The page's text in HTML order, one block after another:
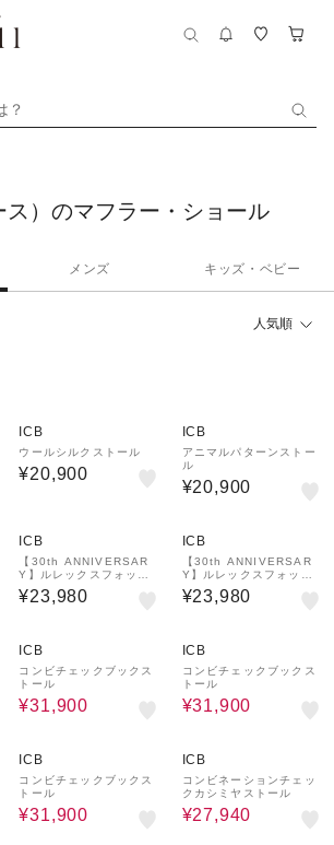
？
ス）のマフラー・ショール
メンズ キッズ・ベビー
人気順
ICB
ウールシルクストール
¥20,900
ICB
アニマルパターンストー
ル
¥20,900
ICB
【30th ANNIVERSAR
Y】ルレックスフォック
スアルパカ ニットスカー
フ
¥23,980
ICB
【30th ANNIVERSAR
Y】ルレックスフォック
スアルパカ ニットスカー
フ
¥23,980
ICB
コンビチェックブックス
トール
¥31,900
ICB
コンビチェックブックス
トール
¥31,900
ICB
コンビチェックブックス
トール
¥31,900
ICB
コンビネーションチェッ
クカシミヤストール
¥27,940